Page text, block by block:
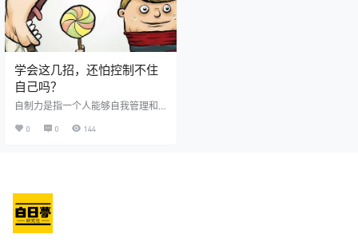
学会这几招，还怕控制不住
自己吗？
自制力是指一个人能够自我管理和
力。德国诗人歌德说：“谁若游戏人
束，有所克制。如何提高男性的自
制力，白日梦社区实习生小白哥给
出了以下几点建议： …
0 0 144